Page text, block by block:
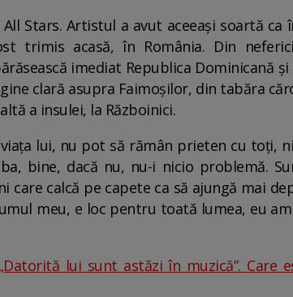
Stars. Artistul a avut aceeași soartă ca
trimis acasă, în România. Din
imediat Republica Dominicană și
clară asupra Faimoșilor, din tabăra
a insulei, la Războinici.
lui, nu pot să rămân prieten cu toți,
bine, dacă nu, nu-i nicio problemă.
calcă pe capete ca să ajungă mai
meu, e loc pentru toată lumea, eu am
lui sunt astăzi în muzică”. Care